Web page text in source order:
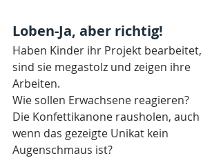
Loben-Ja, aber richtig!
Haben Kinder ihr Projekt bearbeitet,
sind sie megastolz und zeigen ihre
Arbeiten.
Wie sollen Erwachsene reagieren?
Die Konfettikanone rausholen, auch
wenn das gezeigte Unikat kein
Augenschmaus ist?